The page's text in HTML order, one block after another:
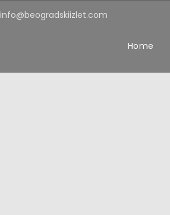
info@beogradskiizlet.com
Home